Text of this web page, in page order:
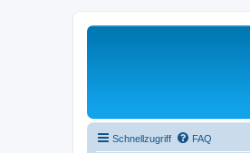
Schnellzugriff FAQ